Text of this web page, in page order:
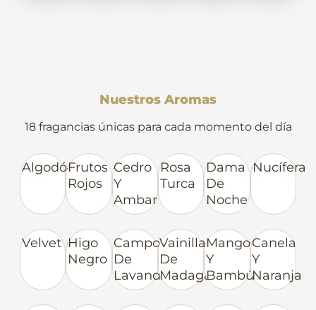
Nuestros Aromas
18 fragancias únicas para cada momento del día
AlgodónFrutos
Rojos
Cedro
Y
Ambar
Rosa
Turca
Dama
De
Noche
Nucífera
Velvet Higo
Negro
Campos
De
Lavanda
Vainilla
De
Madagascar
Mango
Y
Bambú
Canela
Y
Naranja